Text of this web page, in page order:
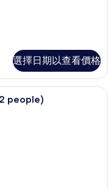
選擇日期以查看價格
房, 非吸煙房 (Japanese, for
people)